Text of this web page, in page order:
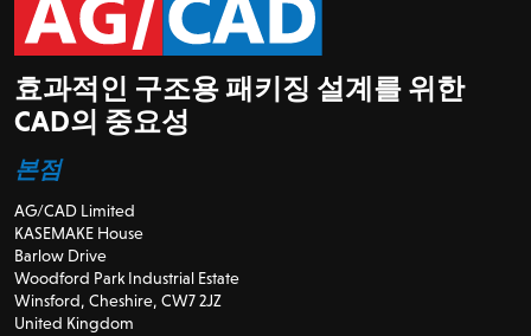
효과적인 구조용 패키징 설계를 위한
CAD의 중요성
본점
AG/CAD Limited
KASEMAKE House
Barlow Drive
Woodford Park Industrial Estate
Winsford, Cheshire, CW7 2JZ
United Kingdom